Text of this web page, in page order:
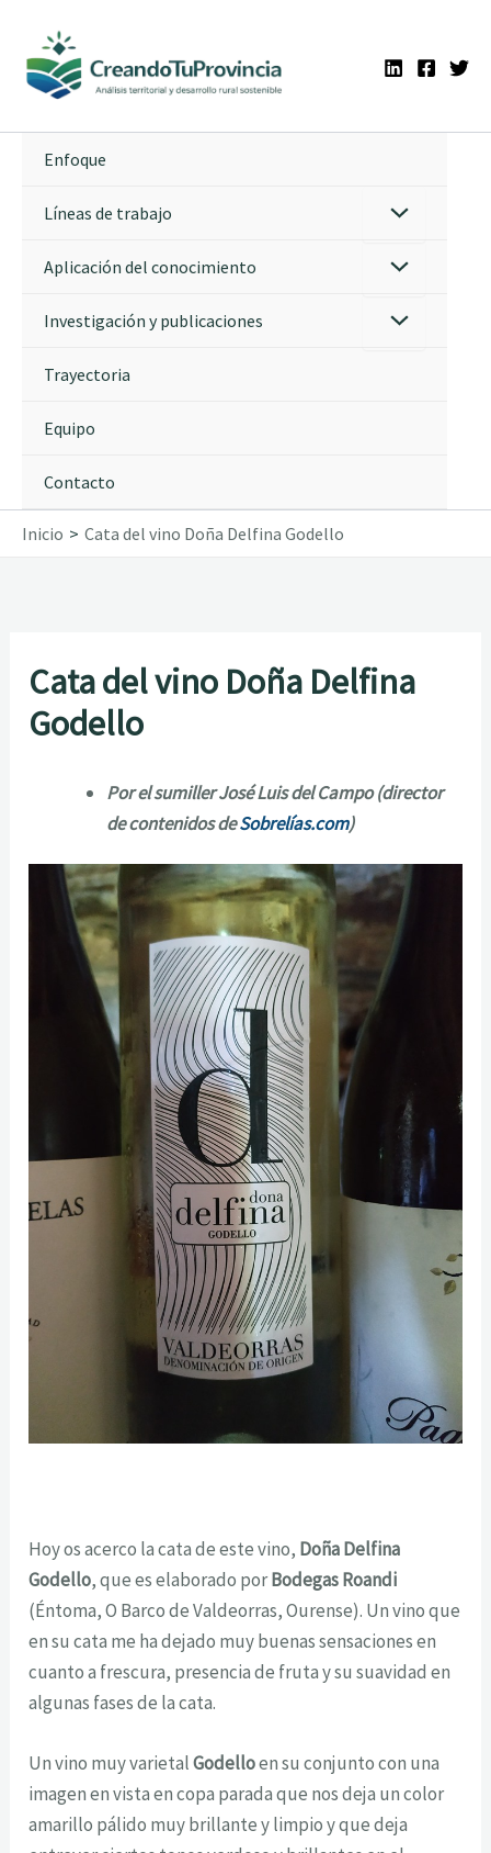
contenido
Enfoque
Líneas de trabajo
Aplicación del conocimiento
Investigación y publicaciones
Trayectoria
Equipo
Contacto
Inicio Cata del vino Doña Delfina Godello
Cata del vino Doña Delfina
Godello
Por el sumiller José Luis del Campo (director
de contenidos deSobrelías.com)
Hoy os acerco la cata de este vino, Doña Delfina
Godello, que es elaborado porBodegas Roandi
(Éntoma, O Barco de Valdeorras, Ourense). Un vino que
en su cata me ha dejado muy buenas sensaciones en
cuanto a frescura, presencia de fruta y su suavidad en
algunas fases de la cata.
Un vino muy varietalGodelloen su conjunto con una
imagen en vista en copa parada que nos deja un color ​​
amarillo pálido muy brillante y limpio y que deja